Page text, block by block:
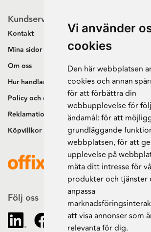
Vi använder
cookies
Den här webbplatsen
cookies och annan
för att förbättra din
webbupplevelse för
ändamål: för att
grundläggande
webbplatsen,för att
upplevelse på
mäta ditt intresse för
produkter och tjänster
anpassa
att visa annonser som
relevanta för dig.
Kundservice
Kontakt
Mina sidor
Om oss
Hur handlar jag?
Policy och cookies
Reklamation och retur
Köpvillkor
Följ oss